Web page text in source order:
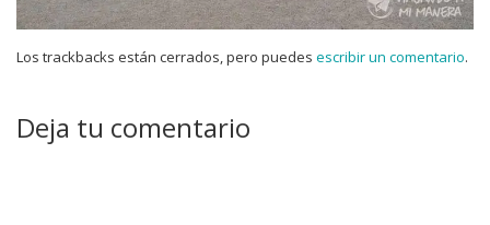
Los trackbacks están cerrados, pero puedes escribir un comentario.
Deja tu comentario